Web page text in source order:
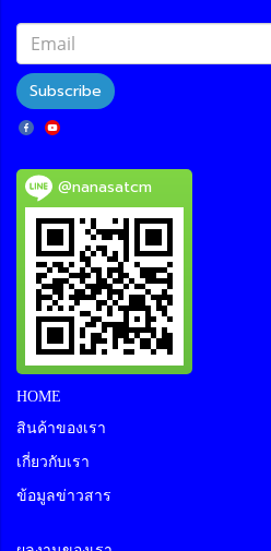
Subscribe
@nanasatcm
HOME
สินค้าของเรา
เกี่ยวกับเรา
ข้อมูลข่าวสาร